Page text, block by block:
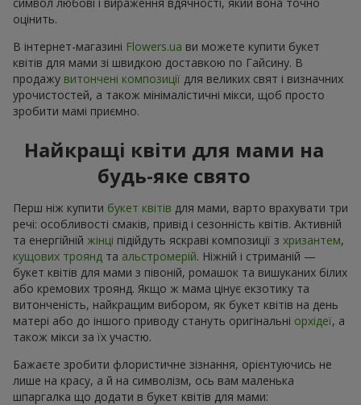
оцінить.
В інтернет-магазині Flowers.ua ви можете купити букет
квітів для мами зі швидкою доставкою по Гайсину. В
продажу витончені композиції для великих свят і визначних
урочистостей, а також мінімалістичні мікси, щоб просто
зробити мамі приємно.
Найкращі квіти для мами на
будь-яке свято
Перш ніж купити букет квітів для мами, варто врахувати три
речі: особливості смаків, привід і сезонність квітів. Активній
та енергійній жінці підійдуть яскраві композиції з хризантем,
кущових троянд та альстромерій. Ніжній і стриманій —
букет квітів для мами з півоній, ромашок та вишуканих білих
або кремових троянд. Якщо ж мама цінує екзотику та
витонченість, найкращим вибором, як букет квітів на день
матері або до іншого приводу стануть оригінальні орхідеї, а
також мікси за їх участю.
Бажаєте зробити флористичне зізнання, орієнтуючись не
лише на красу, а й на символізм, ось вам маленька
шпаргалка що додати в букет квітів для мами: